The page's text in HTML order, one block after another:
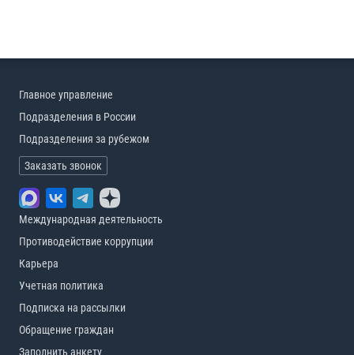
Главное управление
Подразделения в России
Подразделения за рубежом
Заказать звонок
Международная деятельность
Противодействие коррупции
Карьера
Учетная политика
Подписка на рассылки
Обращение граждан
Заполнить анкету